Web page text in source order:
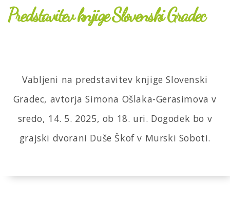
Predstavitev knjige Slovenski Gradec
Vabljeni na predstavitev knjige Slovenski
Gradec, avtorja Simona Ošlaka-Gerasimova v
sredo, 14. 5. 2025, ob 18. uri. Dogodek bo v
grajski dvorani Duše Škof v Murski Soboti.